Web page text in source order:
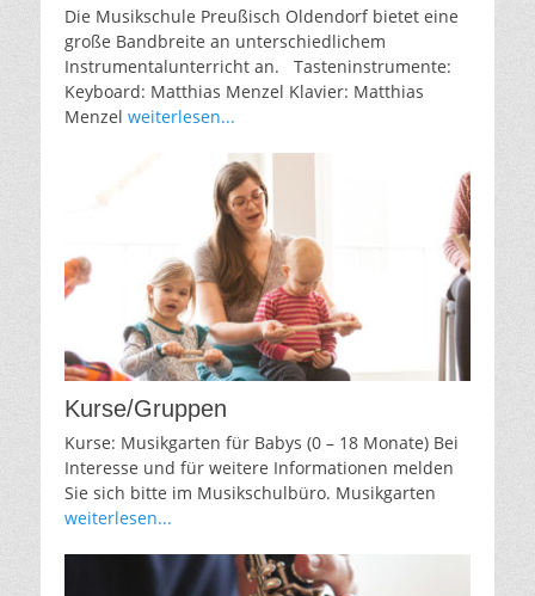
Die Musikschule Preußisch Oldendorf bietet eine
große Bandbreite an unterschiedlichem
Instrumentalunterricht an. Tasteninstrumente:
Keyboard: Matthias Menzel Klavier: Matthias
Menzel weiterlesen...
Kurse/Gruppen
Kurse: Musikgarten für Babys (0 – 18 Monate) Bei
Interesse und für weitere Informationen melden
Sie sich bitte im Musikschulbüro. Musikgarten
weiterlesen...